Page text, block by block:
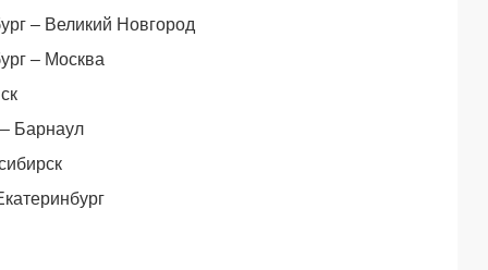
– Великий Новгород
– Москва
Барнаул